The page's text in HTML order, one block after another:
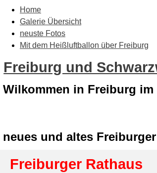
Home
Galerie Übersicht
neuste Fotos
Mit dem Heißluftballon über Freiburg
Freiburg und
Wilkommen in Freiburg im
neues und altes
Freiburger Rathaus